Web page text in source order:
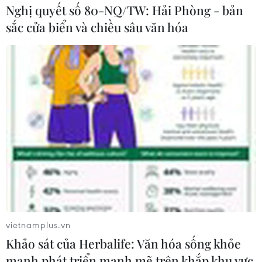
Giá vàng thế giới tăng mạnh sau thỏa
thuận hòa bình Mỹ-Iran
15/06/2026 01:31
Trong bối cảnh lợi suất trái phiếu Mỹ đi xuống, sáng
15/6, giá vàng thế giới tăng mạnh, có thời điểm tăng
1,4% lên 4.280 USD/ounce.
Nghị quyết số 80-NQ/TW: Hải Phòng - bản
sắc cửa biển và chiều sâu văn hóa
vietnamplus.vn
Khảo sát của Herbalife: Văn hóa sống khỏe